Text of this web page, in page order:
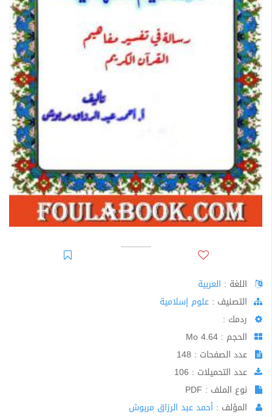
اللغة : العربية
اﻟﺘﺼﻨﻴﻒ : علوم إسلامية
ردمك :
الحجم : 4.64 Mo
عدد الصفحات : 148
عدد التحميلات : 106
نوع الملف : PDF
المؤلف : أحمد عبد الرزاق مربوش